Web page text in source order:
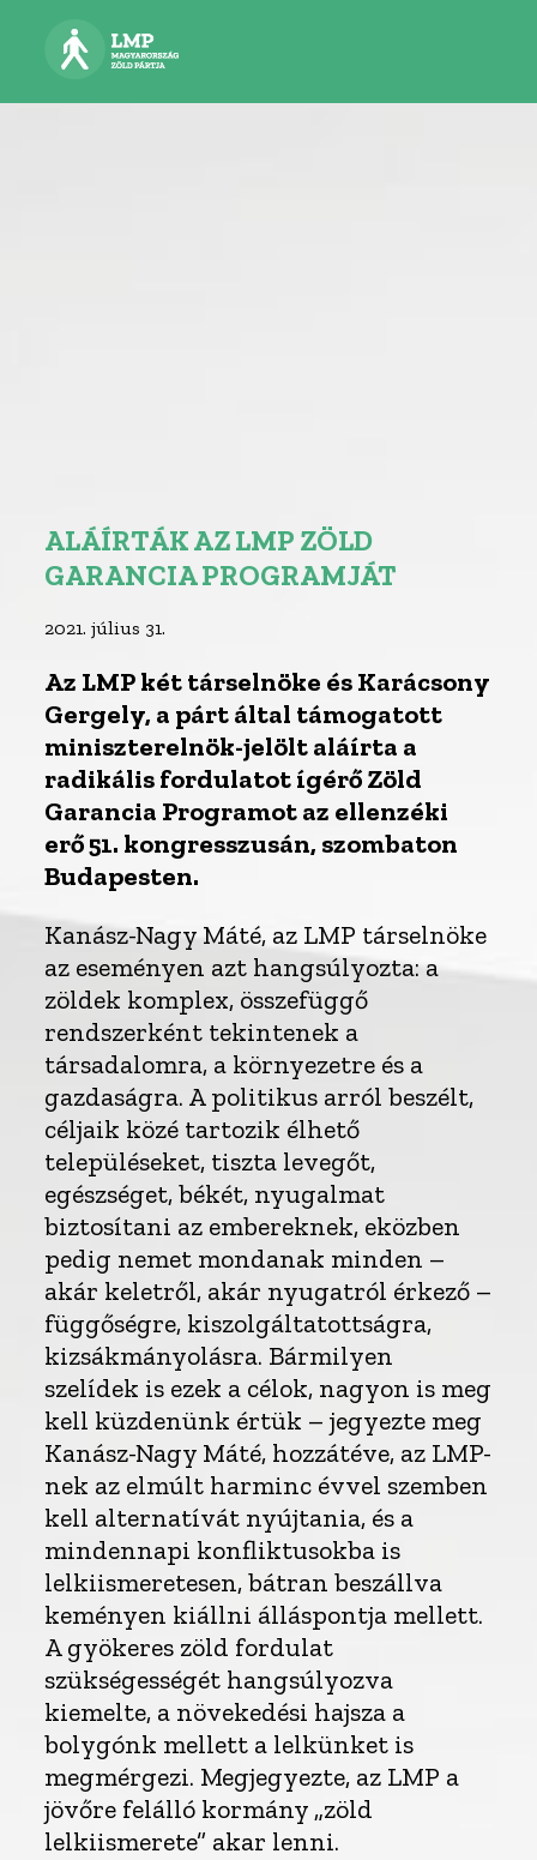
ALÁÍRTÁK AZ LMP ZÖLD
GARANCIA PROGRAMJÁT
2021. július 31.
Az LMP két társelnöke és Karácsony
Gergely, a párt által támogatott
miniszterelnök-jelölt aláírta a
radikális fordulatot ígérő Zöld
Garancia Programot az ellenzéki
erő 51. kongresszusán, szombaton
Budapesten.
Kanász-Nagy Máté, az LMP társelnöke
az eseményen azt hangsúlyozta: a
zöldek komplex, összefüggő
rendszerként tekintenek a
társadalomra, a környezetre és a
gazdaságra. A politikus arról beszélt,
céljaik közé tartozik élhető
településeket, tiszta levegőt,
egészséget, békét, nyugalmat
biztosítani az embereknek, eközben
pedig nemet mondanak minden –
akár keletről, akár nyugatról érkező –
függőségre, kiszolgáltatottságra,
kizsákmányolásra. Bármilyen
szelídek is ezek a célok, nagyon is meg
kell küzdenünk értük – jegyezte meg
Kanász-Nagy Máté, hozzátéve, az LMP-
nek az elmúlt harminc évvel szemben
kell alternatívát nyújtania, és a
mindennapi konfliktusokba is
lelkiismeretesen, bátran beszállva
keményen kiállni álláspontja mellett.
A gyökeres zöld fordulat
szükségességét hangsúlyozva
kiemelte, a növekedési hajsza a
bolygónk mellett a lelkünket is
megmérgezi. Megjegyezte, az LMP a
jövőre felálló kormány „zöld
lelkiismerete” akar lenni.